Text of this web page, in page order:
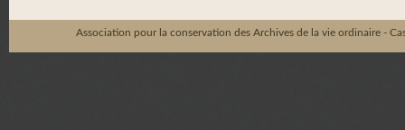
Association pour la conservation des Archives de la vie ordinaire -